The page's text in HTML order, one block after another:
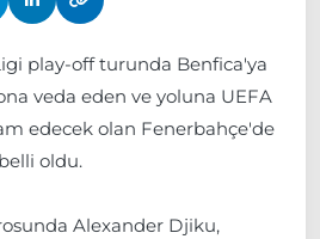
play-off turunda Benfica'ya
veda eden ve yoluna UEFA
edecek olan Fenerbahçe'de
oldu.
Alexander Djiku,